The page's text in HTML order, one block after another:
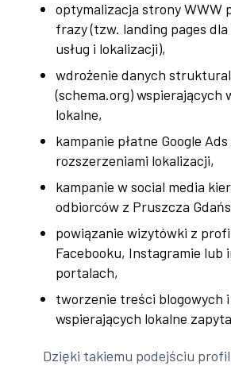
optymalizacja strony WWW
frazy (tzw. landing pages
usług i lokalizacji),
wdrożenie danych
(schema.org) wspierających
lokalne,
kampanie płatne Google Ads
rozszerzeniami lokalizacji,
kampanie w social media
odbiorców z Pruszcza
powiązanie wizytówki z
Facebooku, Instagramie lub
portalach,
tworzenie treści blogowych
wspierających lokalne
Dzięki takiemu podejściu